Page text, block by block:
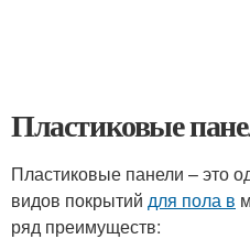
Пластиковые
Пластиковые панели – это
видов покрытий для пола в
ряд преимуществ: